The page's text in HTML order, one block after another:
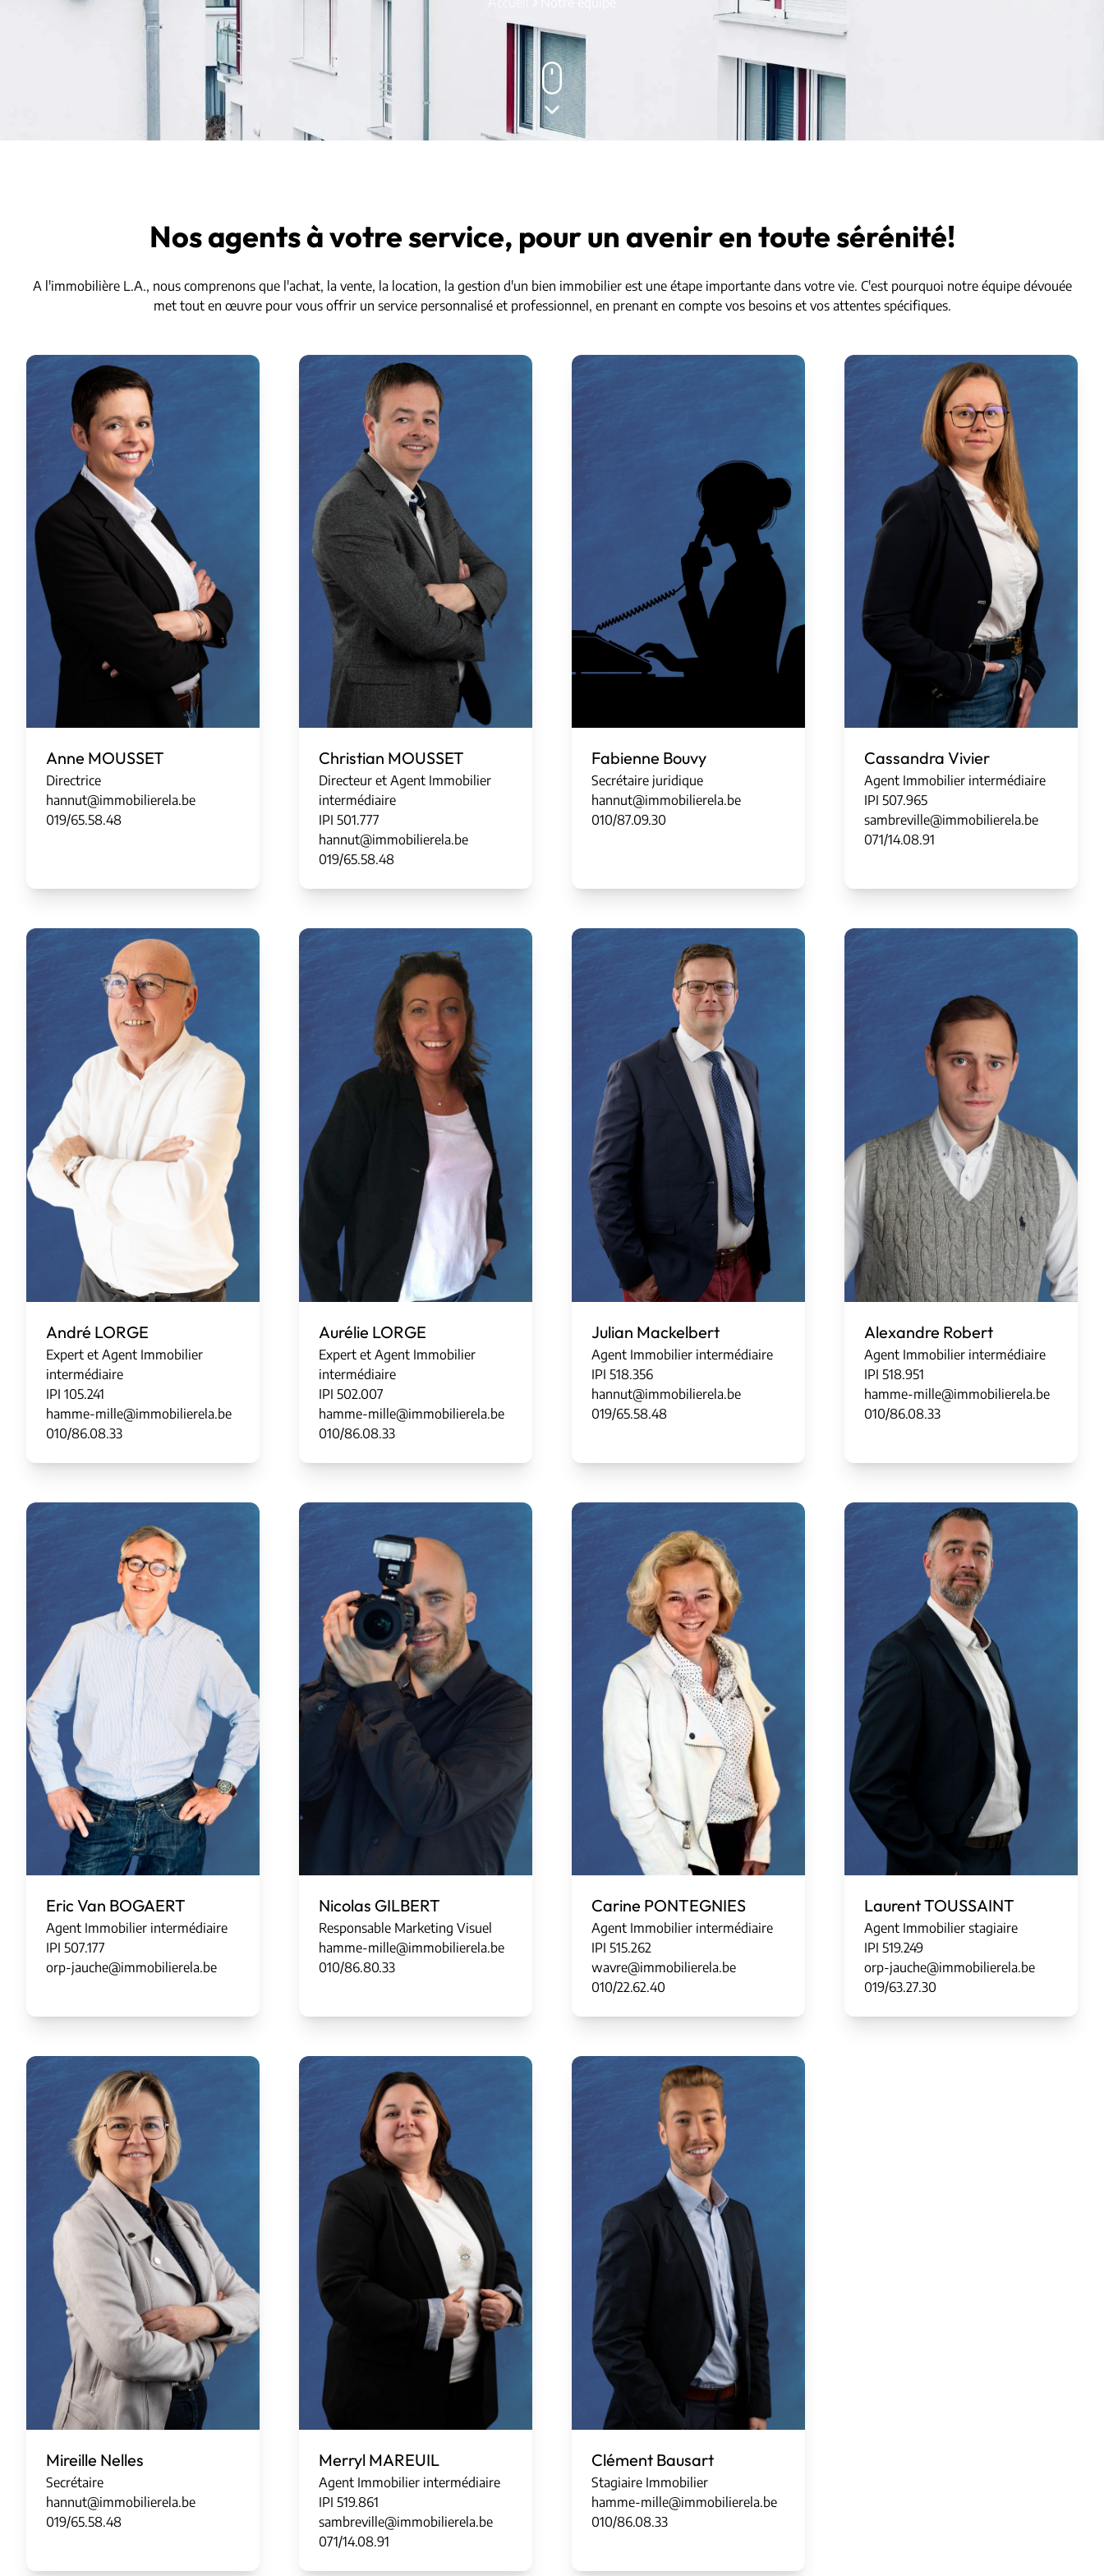
Nos agents à votre service, pour un avenir en toute sérénité!
A l'immobilière L.A., nous comprenons que l'achat, la vente, la location, la gestion d'un bien immobilier est une étape importante dans votre vie. C'est pourquoi notre équipe dévouée
met tout en œuvre pour vous offrir un service personnalisé et professionnel, en prenant en compte vos besoins et vos attentes spécifiques.
Anne MOUSSET
Directrice
hannut@immobilierela.be
019/65.58.48
Christian MOUSSET
Directeur et Agent Immobilier
intermédiaire
IPI 501.777
hannut@immobilierela.be
019/65.58.48
Fabienne Bouvy
Secrétaire juridique
hannut@immobilierela.be
010/87.09.30
Cassandra Vivier
Agent Immobilier intermédiaire
IPI 507.965
sambreville@immobilierela.be
071/14.08.91
André LORGE
Expert et Agent Immobilier
intermédiaire
IPI 105.241
hamme-mille@immobilierela.be
010/86.08.33
Aurélie LORGE
Expert et Agent Immobilier
intermédiaire
IPI 502.007
hamme-mille@immobilierela.be
010/86.08.33
Julian Mackelbert
Agent Immobilier intermédiaire
IPI 518.356
hannut@immobilierela.be
019/65.58.48
Alexandre Robert
Agent Immobilier intermédiaire
IPI 518.951
hamme-mille@immobilierela.be
010/86.08.33
Eric Van BOGAERT
Agent Immobilier intermédiaire
IPI 507.177
orp-jauche@immobilierela.be
Nicolas GILBERT
Responsable Marketing Visuel
hamme-mille@immobilierela.be
010/86.80.33
Carine PONTEGNIES
Agent Immobilier intermédiaire
IPI 515.262
wavre@immobilierela.be
010/22.62.40
Laurent TOUSSAINT
Agent Immobilier stagiaire
IPI 519.249
orp-jauche@immobilierela.be
019/63.27.30
Mireille Nelles
Secrétaire
hannut@immobilierela.be
019/65.58.48
Merryl MAREUIL
Agent Immobilier intermédiaire
IPI 519.861
sambreville@immobilierela.be
071/14.08.91
Clément Bausart
Stagiaire Immobilier
hamme-mille@immobilierela.be
010/86.08.33